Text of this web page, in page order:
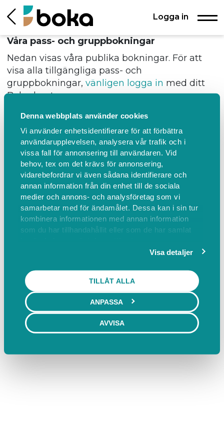
Denna webbplats använder cookies
Vi använder enhetsidentifierare för att förbättra
användarupplevelsen, analysera vår trafik och i
vissa fall för annonsering till användaren. Vid
behov, tex om det krävs för annonsering,
vidarebefordrar vi även sådana identifierare och
annan information från din enhet till de sociala
medier och annons- och analysföretag som vi
samarbetar med för ändamålet. Dessa kan i sin tur
kombinera informationen med annan information
som du har tillhandahållit eller som de har samlat
Visa detaljer
TILLÅT ALLA
ANPASSA
AVVISA
Logga in
Våra pass- och gruppbokningar
Nedan visas våra publika bokningar. För att
visa alla tillgängliga pass- och
gruppbokningar, vänligen logga in med ditt
Boka-konto.
Tidsintervall
Inga pass/gruppbokningar hittasIntervall
med fler
pass/gruppbokningar
FÖREGÅENDE NÄSTA
Bokas marknadsplats
Villkor & policyer
Behöver du ett bokningssystem?